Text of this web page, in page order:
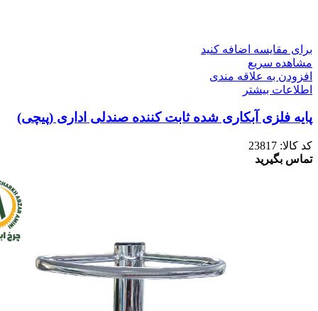
برای مقایسه اضافه کنید
مشاهده سریع
افزودن به علاقه مندی
اطلاعات بیشتر
پایه فلزی آبکاری شده ثابت کننده صندلی اداری (پیچی)
کد کالا: 23817
تماس بگیرید